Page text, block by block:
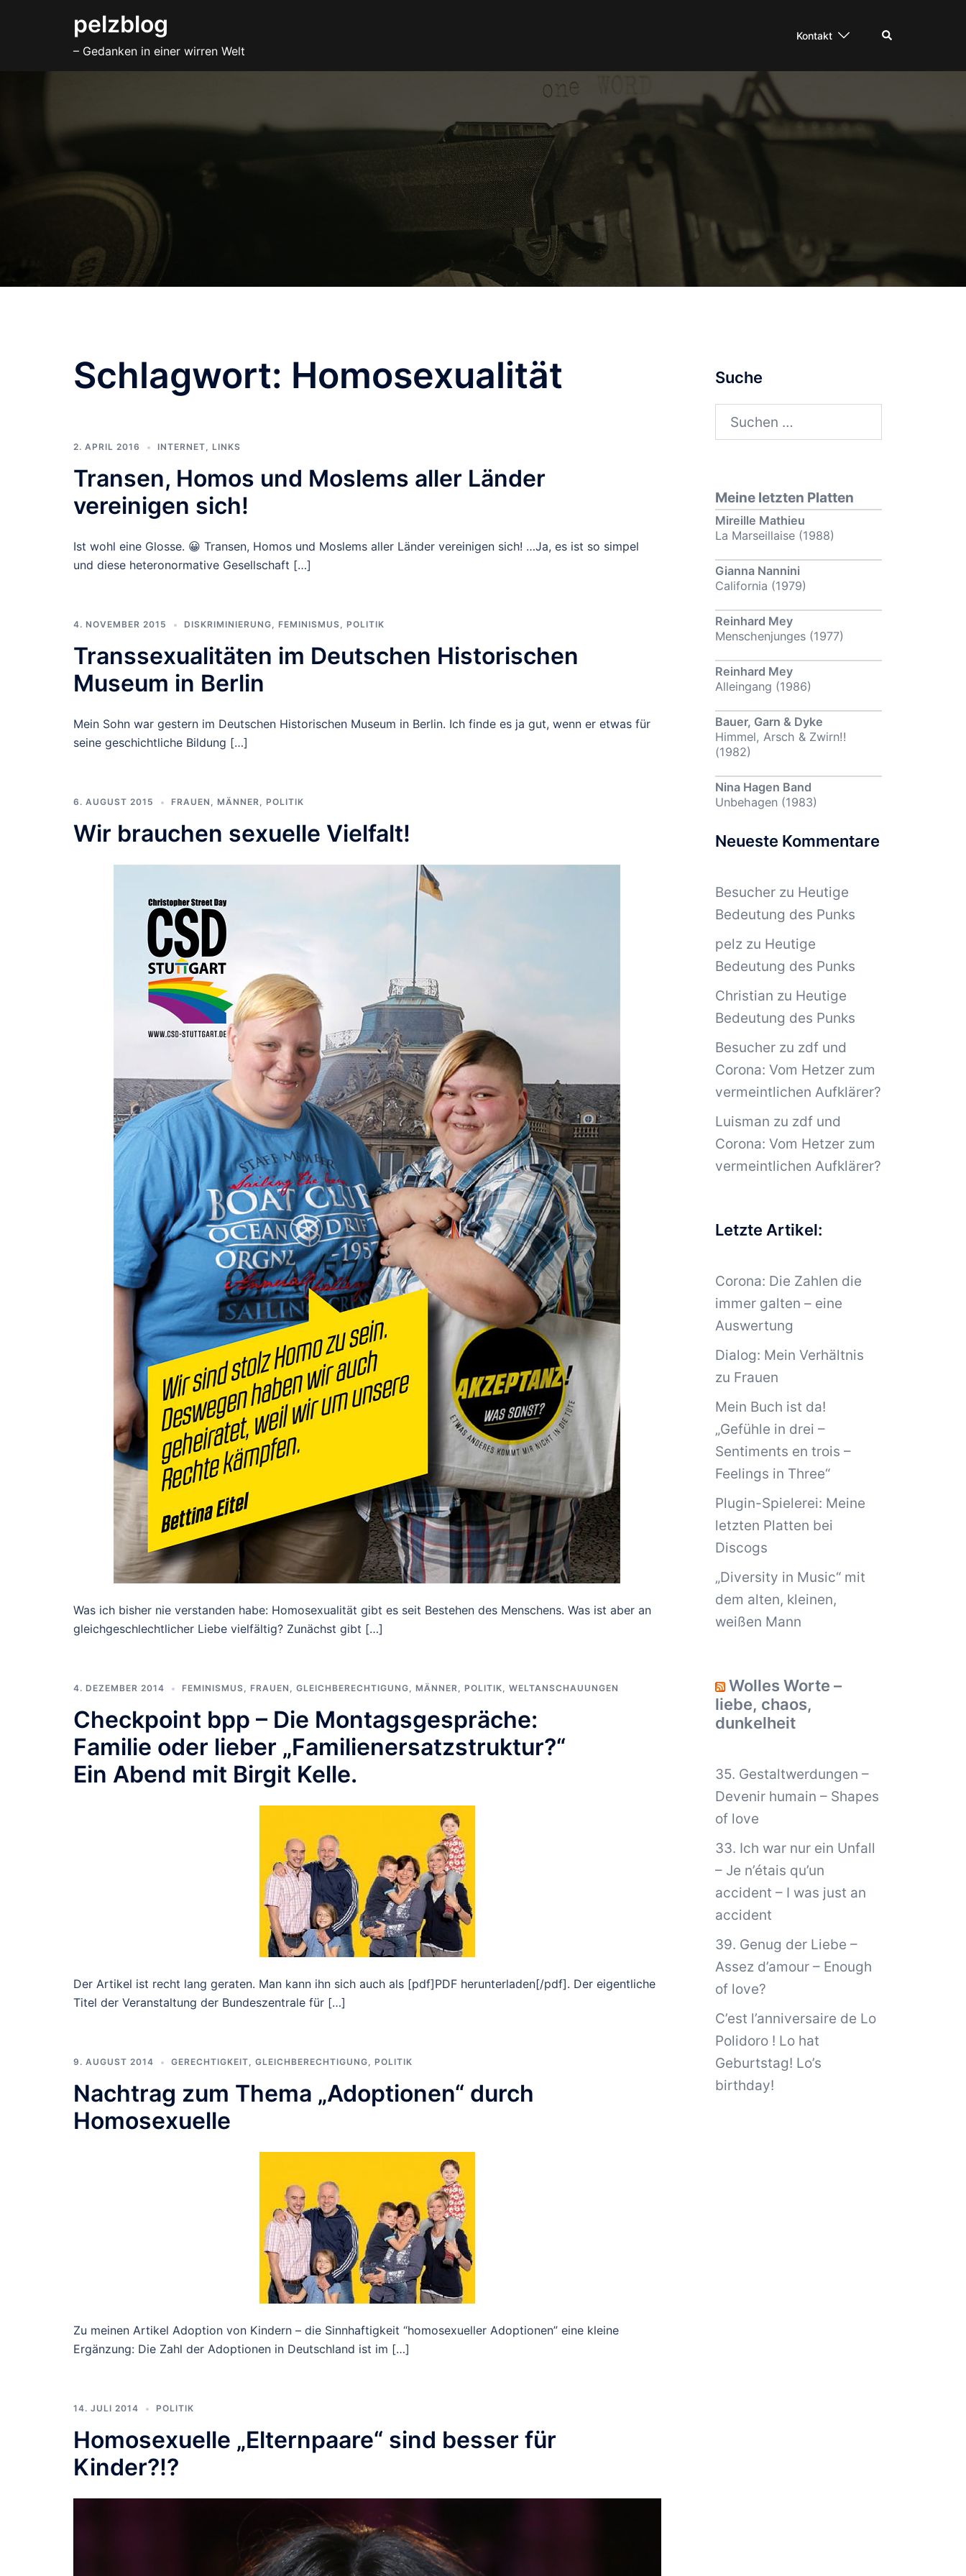
pelzblog
– Gedanken in einer wirren Welt
Kontakt Suche
Schlagwort: Homosexualität
2. APRIL 2016 INTERNET, LINKS
Transen, Homos und Moslems aller Länder
vereinigen sich!
Ist wohl eine Glosse. 😀 Transen, Homos und Moslems aller Länder vereinigen sich! …Ja, es ist so simpel
und diese heteronormative Gesellschaft […]
4. NOVEMBER 2015 DISKRIMINIERUNG, FEMINISMUS, POLITIK
Transsexualitäten im Deutschen Historischen
Museum in Berlin
Mein Sohn war gestern im Deutschen Historischen Museum in Berlin. Ich finde es ja gut, wenn er etwas für
seine geschichtliche Bildung […]
6. AUGUST 2015 FRAUEN , MÄNNER, POLITIK
Wir brauchen sexuelle Vielfalt!
Was ich bisher nie verstanden habe: Homosexualität gibt es seit Bestehen des Menschens. Was ist aber an
gleichgeschlechtlicher Liebe vielfältig? Zunächst gibt […]
4. DEZEMBER 2014 FEMINISMUS, FRAUEN , GLEICHBERECHTIGUNG, MÄNNER, POLITIK, WELTANSCHAUUNGEN
Checkpoint bpp – Die Montagsgespräche:
Familie oder lieber „Familienersatzstruktur?“
Ein Abend mit Birgit Kelle.
Der Artikel ist recht lang geraten. Man kann ihn sich auch als [pdf]PDF herunterladen[/pdf]. Der eigentliche
Titel der Veranstaltung der Bundeszentrale für […]
9. AUGUST 2014 GERECHTIGKEIT, GLEICHBERECHTIGUNG, POLITIK
Nachtrag zum Thema „Adoptionen“ durch
Homosexuelle
Zu meinen Artikel Adoption von Kindern – die Sinnhaftigkeit “homosexueller Adoptionen” eine kleine
Ergänzung: Die Zahl der Adoptionen in Deutschland ist im […]
14. JULI 2014 POLITIK
Homosexuelle „Elternpaare“ sind besser für
Kinder?!?
Suche
Suchen
nach:
Meine letzten Platten
Mireille Mathieu
La Marseillaise (1988)
Gianna Nannini
California (1979)
Reinhard Mey
Menschenjunges (1977)
Reinhard Mey
Alleingang (1986)
Bauer, Garn & Dyke
Himmel, Arsch & Zwirn!!
(1982)
Nina Hagen Band
Unbehagen (1983)
Neueste Kommentare
Besucherzu Heutige
Bedeutung des Punks
pelzzu Heutige
Bedeutung des Punks
Christian zu Heutige
Bedeutung des Punks
Besucherzu zdf und
Corona: Vom Hetzer zum
vermeintlichen Aufklärer?
Luisman zu zdf und
Corona: Vom Hetzer zum
vermeintlichen Aufklärer?
Letzte Artikel:
Corona: Die Zahlen die
immer galten – eine
Auswertung
Dialog: Mein Verhältnis
zu Frauen
Mein Buch ist da!
„Gefühle in drei –
Sentiments en trois –
Feelings in Three“
Plugin-Spielerei: Meine
letzten Platten bei
Discogs
„Diversity in Music“ mit
dem alten, kleinen,
weißen Mann
Wolles Worte –
liebe, chaos,
dunkelheit
35. Gestaltwerdungen –
Devenir humain – Shapes
of love
33. Ich war nur ein Unfall
– Je n’étais qu’un
accident – I was just an
accident
39. Genug der Liebe –
Assez d’amour – Enough
of love?
C’est l’anniversaire de Lo
Polidoro ! Lo hat
Geburtstag! Lo’s
birthday!